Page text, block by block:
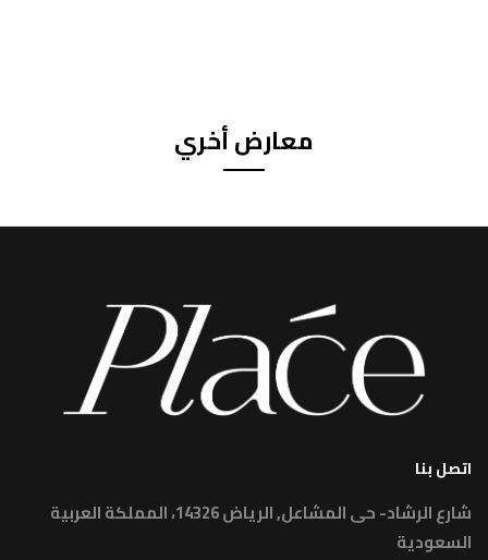
معارض أخري
اتصل بنا
شارع الرشاد- حى المشاعل, الرياض 14326، المملكة العربية
السعودية